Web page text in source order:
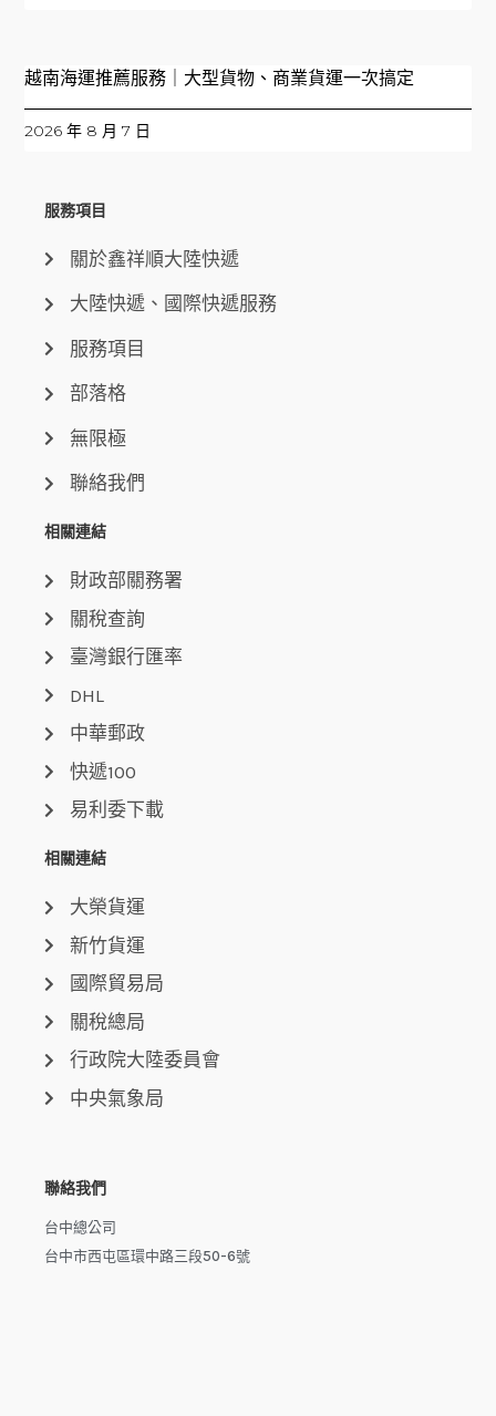
越南海運推薦服務｜大型貨物、商業貨運一次搞定
2026 年 8 月 7 日
服務項目
關於鑫祥順大陸快遞
大陸快遞、國際快遞服務
服務項目
部落格
無限極
聯絡我們
相關連結
財政部關務署
關稅查詢
臺灣銀行匯率
DHL
中華郵政
快遞100
易利委下載
相關連結
大榮貨運
新竹貨運
國際貿易局
關稅總局
行政院大陸委員會
中央氣象局
聯絡我們
台中總公司
台中市西屯區環中路三段50-6號